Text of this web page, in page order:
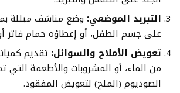
التبريد الموضعي: وضع مناشف مبللة
على جسم الطفل، أو إعطاؤه حمام فاتر
تعويض الأملاح والسوائل: تقديم
من الماء، أو المشروبات والأطعمة التي
الصوديوم (الملح) لتعويض المفقود.